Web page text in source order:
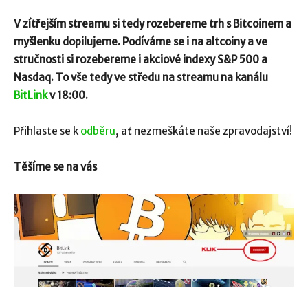
V zítřejším streamu si tedy rozebereme trh s Bitcoinem a
myšlenku dopilujeme. Podíváme se i na altcoiny a ve
stručnosti si rozebereme i akciové indexy S&P 500 a
Nasdaq. To vše tedy ve středu na streamu na kanálu
BitLinkv 18:00.
Přihlaste se kodběru, ať nezmeškáte naše zpravodajství!
Těšíme se na vás